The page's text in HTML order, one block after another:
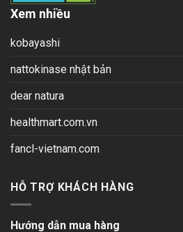
Xem nhiều
kobayashi
nattokinase nhật bản
dear natura
healthmart.com.vn
fancl-vietnam.com
HỖ TRỢ KHÁCH HÀNG
Hướng dẫn mua hàng